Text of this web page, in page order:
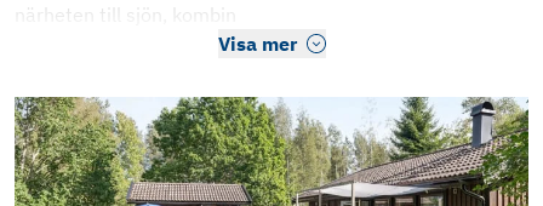
närheten till sjön, kombin
Visa mer